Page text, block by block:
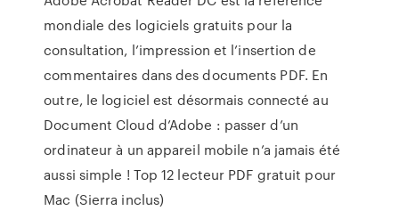
mondiale des logiciels gratuits pour la
consultation, l’impression et l’insertion de
commentaires dans des documents PDF. En
outre, le logiciel est désormais connecté au
Document Cloud d’Adobe : passer d’un
ordinateur à un appareil mobile n’a jamais été
aussi simple ! Top 12 lecteur PDF gratuit pour
Mac (Sierra inclus)